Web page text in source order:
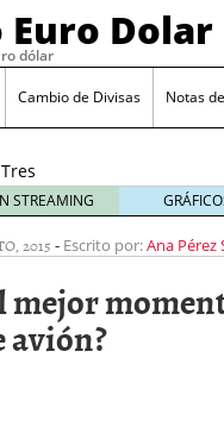
Euro Dolar
dólar
Cambio de Divisas Notas
Tres
escenarios
posibles
para el
según
las
decisiones
STREAMING
2015 - Escrito por:Ana Pérez
mejor
avión?